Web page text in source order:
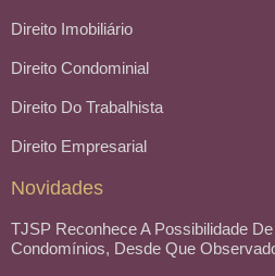
Direito Imobiliário
Direito Condominial
Direito Do Trabalhista
Direito Empresarial
Novidades
TJSP Reconhece A Possibilidade
Condomínios, Desde Que